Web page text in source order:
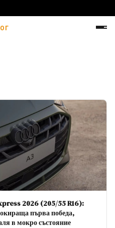
2026 (205/55 R16):
първа победа,
в мокро състояние